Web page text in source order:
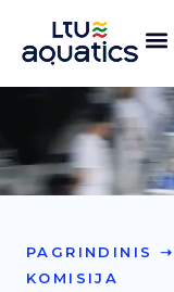
PAGRINDINIS ➝
KOMISIJA